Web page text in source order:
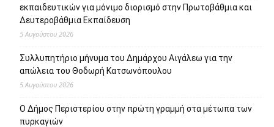
εκπαιδευτικών για μόνιμο διορισμό στην Πρωτοβάθμια και
Δευτεροβάθμια Εκπαίδευση
5 Αυγούστου 2026
Συλλυπητήριο μήνυμα του Δημάρχου Αιγάλεω για την
απώλεια του Θοδωρή Κατσωνόπουλου
5 Αυγούστου 2026
Ο Δήμος Περιστερίου στην πρώτη γραμμή στα μέτωπα των
πυρκαγιών